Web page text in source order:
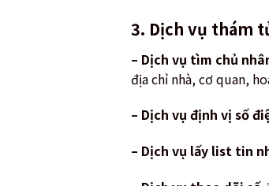
3. Dịch vụ thám
– Dịch vụ tìm chủ
địa chỉ nhà, cơ quan,
– Dịch vụ định vị số
– Dịch vụ lấy list tin